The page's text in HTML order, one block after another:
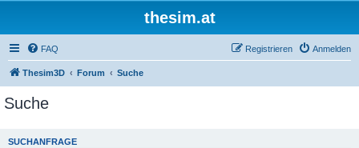
thesim.at
FAQ Anmelden
Registrieren
Thesim3D Forum Suche
Suche
SUCHANFRAGE